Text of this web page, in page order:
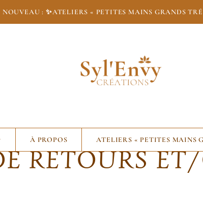
NOUVEAU : ✨ATELIERS « PETITES MAINS GRANDS
À PROPOS ATELIERS « PETITES MAINS
RETOURS